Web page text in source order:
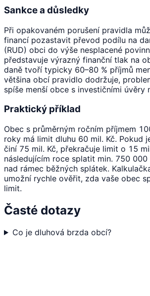
Sankce a důsledky
Při opakovaném porušení pravidla
financí pozastavit převod podílu na
(RUD) obci do výše nesplacené
představuje výrazný finanční tlak na
daně tvoří typicky 60–80 % příjmů
většina obcí pravidlo dodržuje,
spíše menší obce s investičními úvěry
Praktický příklad
Obec s průměrným ročním příjmem
roky má limit dluhu 60 mil. Kč. Pokud
činí 75 mil. Kč, překračuje limit o 15
následujícím roce splatit min. 750 000
nad rámec běžných splátek.
umožní rychle ověřit, zda vaše obec
limit.
Časté dotazy
Co je dluhová brzda obcí?